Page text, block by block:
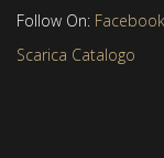
Follow On: Facebook
Scarica Catalogo